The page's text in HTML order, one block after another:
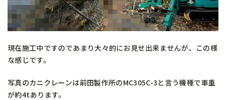
現在施工中ですのであまり大々的にお見せ出来ませんが、この様
な感じです。
写真のカニクレーンは前田製作所のMC305C-3と言う機種で車重
が約4tあります。